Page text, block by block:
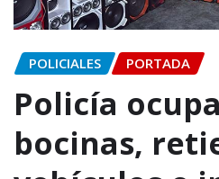
POLICIALES PORTADA
Policía
bocinas,